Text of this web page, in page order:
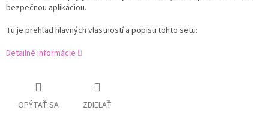
bezpečnou aplikáciou.
Tu je prehľad hlavných vlastností a popisu tohto setu:
Detailné informácie
OPÝTAŤ SA ZDIEĽAŤ